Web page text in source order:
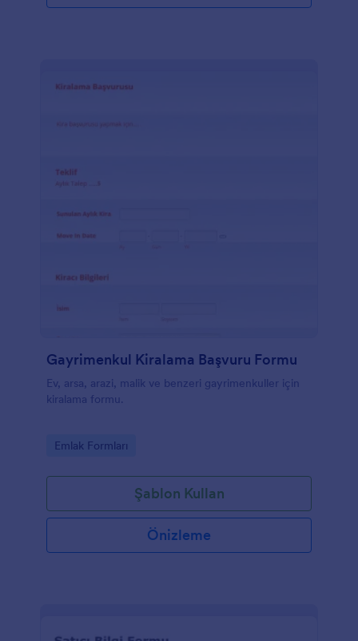
Gayrimenkul Kiralama Başvuru Formu
Ev, arsa, arazi, malik ve benzeri gayrimenkuller için
kiralama formu.
Go to Category:
Emlak Formları
Şablon Kullan
Önizleme